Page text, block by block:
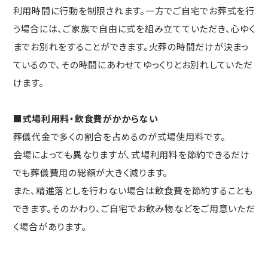
利用時間に行動を制限されます。一方でご自宅でお葬式を行
う場合には、ご家族で自由に式を組み立てていただき、心ゆく
までお別れをすることができます。火葬の時間だけが決まっ
ているので、その時間にあわせてゆっくりとお別れしていただ
けます。
■式場利用料・飲食費がかからない
葬儀代金で多くの割合を占めるのが式場使用料です。
会場によっても異なりますが、式場利用料を節約できるだけ
でも葬儀費用の総額が大きく減ります。
また、精進落としを行わない場合は飲食費を節約することも
できます。そのかわり、ご自宅でお飲み物などをご用意いただ
く場合があります。